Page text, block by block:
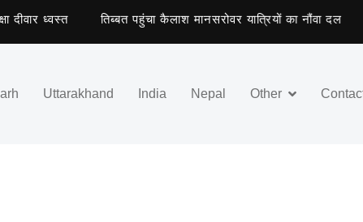
ध्वस्त तिब्बत पहुंचा कैलाश मानसरोवर यात्रियों का नौंवा दल
Uttarakhand India Nepal Other